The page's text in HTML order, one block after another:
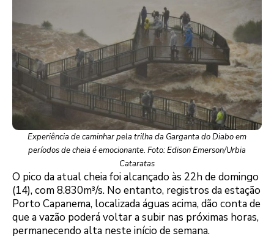
Experiência de caminhar pela trilha da Garganta do Diabo em
períodos de cheia é emocionante. Foto: Edison Emerson/Urbia
Cataratas
O pico da atual cheia foi alcançado às 22h de domingo
(14), com 8.830m³/s. No entanto, registros da estação
Porto Capanema, localizada águas acima, dão conta de
que a vazão poderá voltar a subir nas próximas horas,
permanecendo alta neste início de semana.